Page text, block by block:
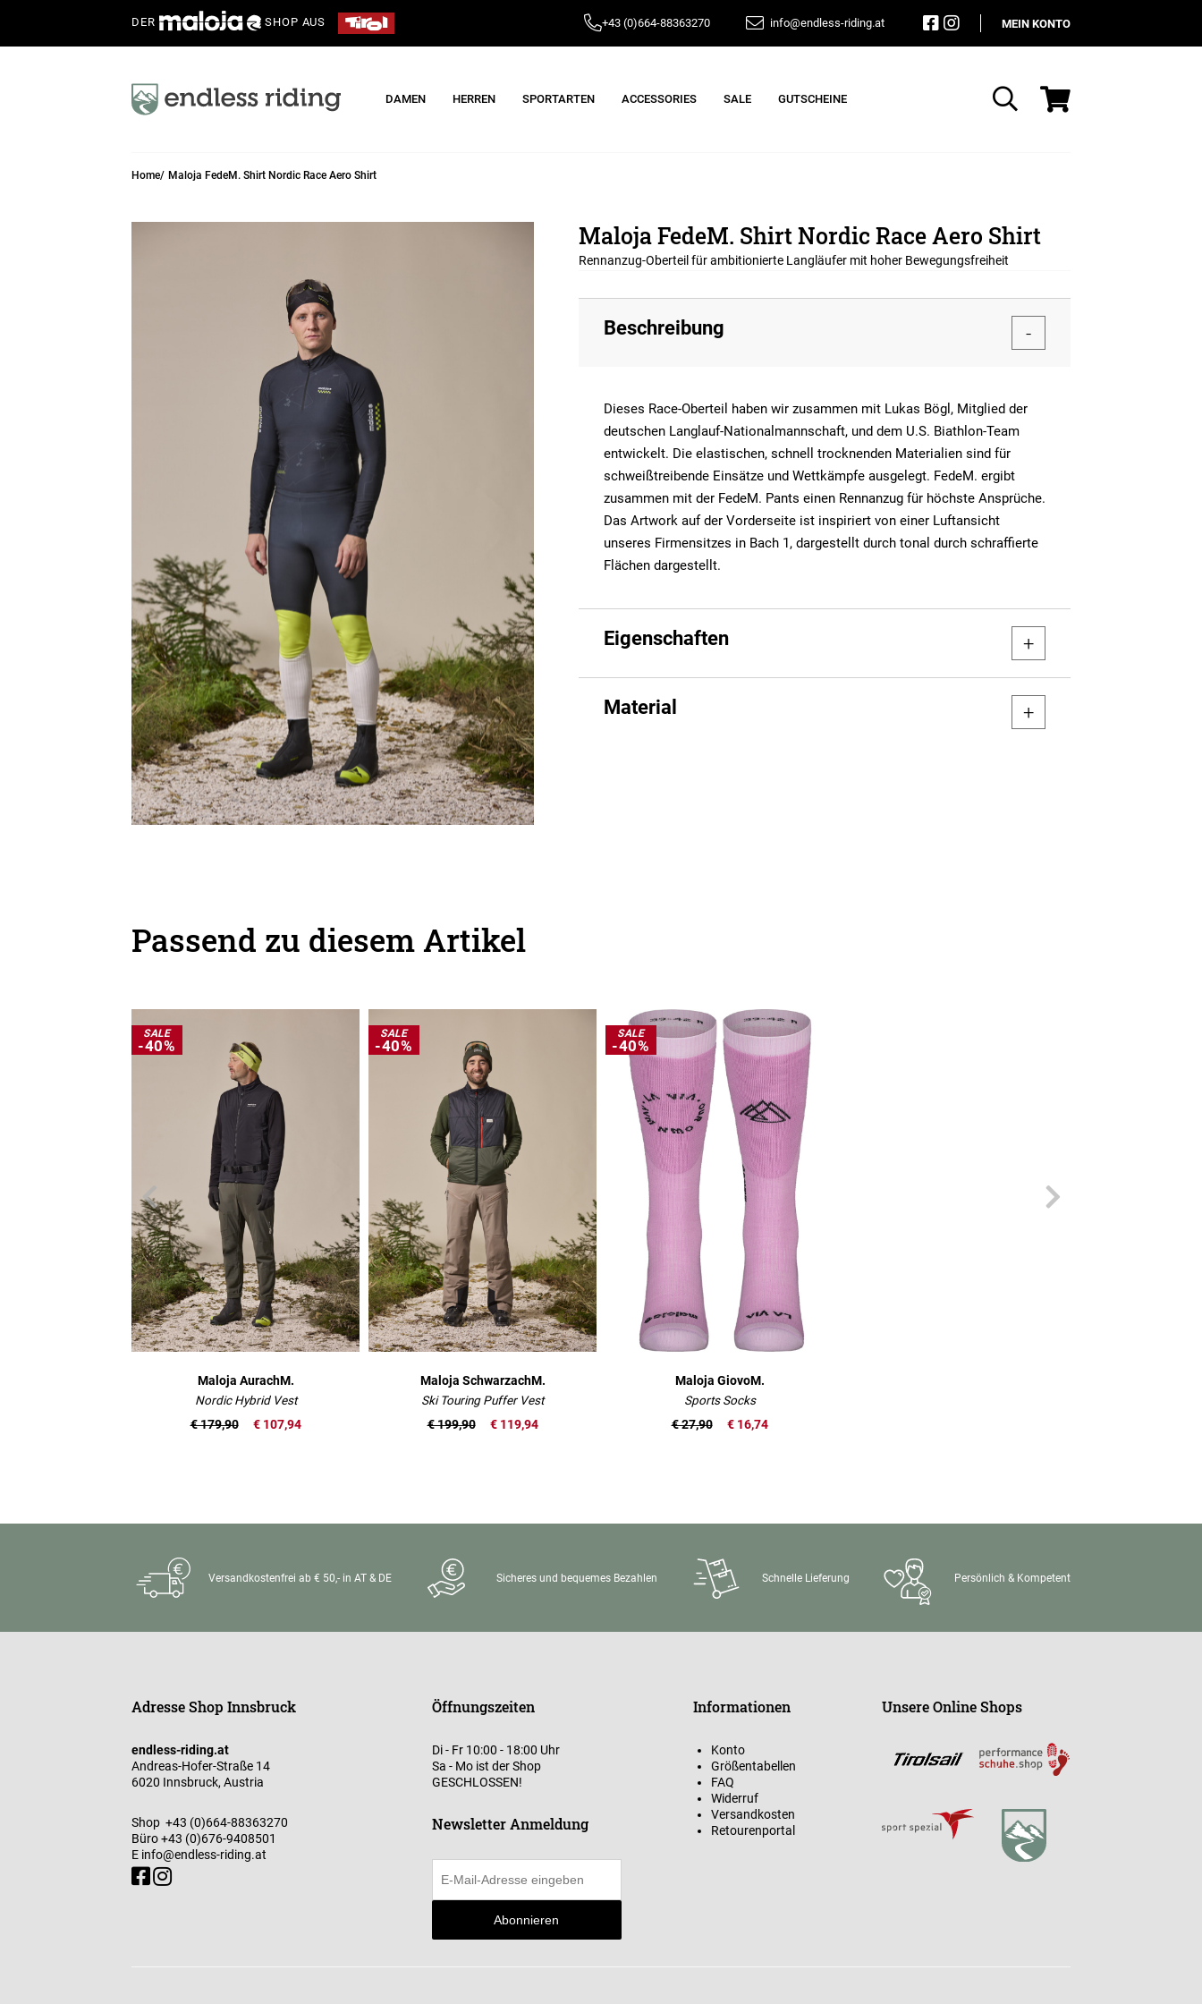
DER SHOP AUS +43 (0)664-88363270 info@endless-riding.at MEIN KONTO
DAMEN HERREN SPORTARTEN ACCESSORIES SALE GUTSCHEINE
Suche
Home Maloja FedeM. Shirt Nordic Race Aero Shirt
Maloja FedeM. Shirt Nordic Race Aero Shirt
Rennanzug-Oberteil für ambitionierte Langläufer mit hoher Bewegungsfreiheit
Beschreibung
Dieses Race-Oberteil haben wir zusammen mit Lukas Bögl, Mitglied der
deutschen Langlauf-Nationalmannschaft, und dem U.S. Biathlon-Team
entwickelt. Die elastischen, schnell trocknenden Materialien sind für
schweißtreibende Einsätze und Wettkämpfe ausgelegt. FedeM. ergibt
zusammen mit der FedeM. Pants einen Rennanzug für höchste Ansprüche.
Das Artwork auf der Vorderseite ist inspiriert von einer Luftansicht
unseres Firmensitzes in Bach 1, dargestellt durch tonal durch schraffierte
Flächen dargestellt.
Eigenschaften
Material
Passend zu diesem Artikel
SALE
-40%
Maloja AurachM.
Nordic Hybrid Vest
€ 107,94
€ 179,90
SALE
-40%
Maloja SchwarzachM.
Ski Touring Puffer Vest
€ 119,94
€ 199,90
SALE
-40%
Maloja GiovoM.
Sports Socks
€ 16,74
€ 27,90
Versandkostenfrei ab € 50,- in AT & DE Sicheres und bequemes Bezahlen Schnelle Lieferung Persönlich & Kompetent
Adresse Shop Innsbruck
endless-riding.at
Andreas-Hofer-Straße 14
6020 Innsbruck, Austria
Shop +43 (0)664-88363270
Büro+43 (0)676-9408501
E info@endless-riding.at
Öffnungszeiten
Di - Fr 10:00 - 18:00 Uhr
Sa - Mo ist der Shop
GESCHLOSSEN!
Newsletter Anmeldung
Abonnieren
Informationen
Konto
Größentabellen
FAQ
Widerruf
Versandkosten
Retourenportal
Unsere Online Shops